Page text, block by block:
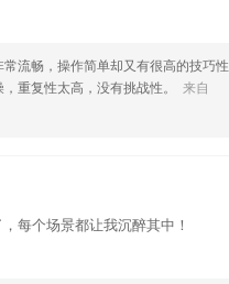
常流畅，操作简单却又有很高的技巧性
重复性太高，没有挑战性。
来自
每个场景都让我沉醉其中！